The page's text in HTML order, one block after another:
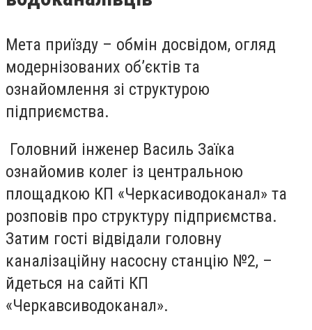
Мета приїзду – обмін досвідом, огляд
модернізованих об’єктів та
ознайомлення зі структурою
підприємства.
Головний інженер Василь Заїка
ознайомив колег із центральною
площадкою КП «Черкасиводоканал» та
розповів про структуру підприємства.
Затим гості відвідали головну
каналізаційну насосну станцію №2, –
йдеться на сайті КП
«Черкавсиводоканал».